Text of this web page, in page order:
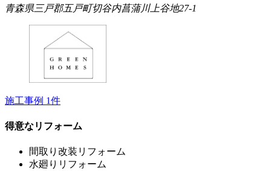
青森県三戸郡五戸町切谷内菖蒲川上谷地27-1
施工事例 1件
得意なリフォーム
間取り改装リフォーム
水廻りリフォーム